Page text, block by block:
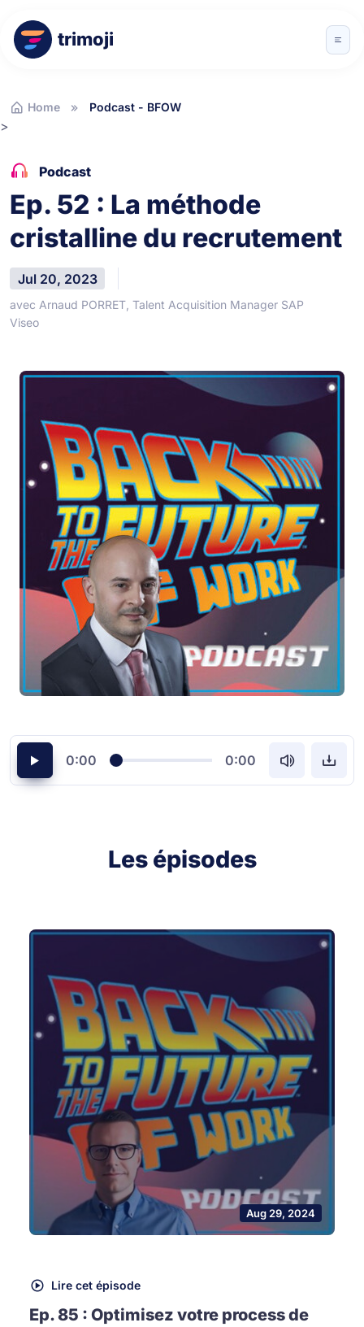
trimoji
Home Podcast - BFOW
>
Podcast
Ep. 52 : La méthode
cristalline du recrutement
Jul 20, 2023
avec Arnaud PORRET, Talent Acquisition Manager SAP
Viseo
0:00 0:00
Les épisodes
Aug 29, 2024
Lire cet épisode
Ep. 85 : Optimisez votre process de